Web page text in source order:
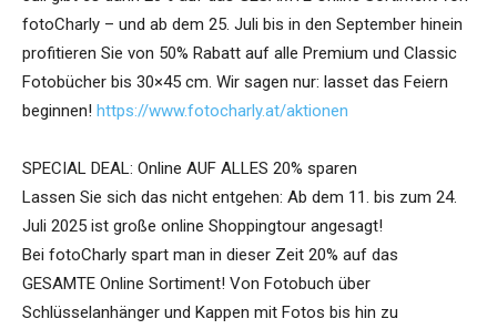
fotoCharly – und ab dem 25. Juli bis in den September hinein
profitieren Sie von 50% Rabatt auf alle Premium und Classic
Fotobücher bis 30×45 cm. Wir sagen nur: lasset das Feiern
beginnen! https://www.fotocharly.at/aktionen
SPECIAL DEAL: Online AUF ALLES 20% sparen
Lassen Sie sich das nicht entgehen: Ab dem 11. bis zum 24.
Juli 2025 ist große online Shoppingtour angesagt!
Bei fotoCharly spart man in dieser Zeit 20% auf das
GESAMTE Online Sortiment! Von Fotobuch über
Schlüsselanhänger und Kappen mit Fotos bis hin zu